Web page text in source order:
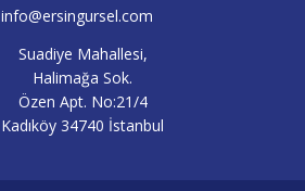
info@ersingursel.com
Suadiye Mahallesi,
Halimağa Sok.
Özen Apt. No:21/4
Kadıköy 34740 İstanbul